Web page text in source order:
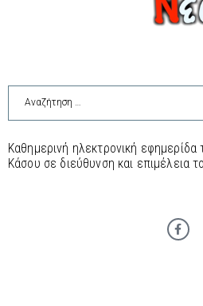
Καθημερινή ηλεκτρονική
Κάσου σε διεύθυνση και επιμέλεια